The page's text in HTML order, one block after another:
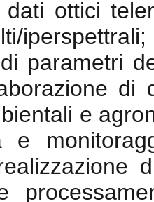
ottici
parametri
di
e
e